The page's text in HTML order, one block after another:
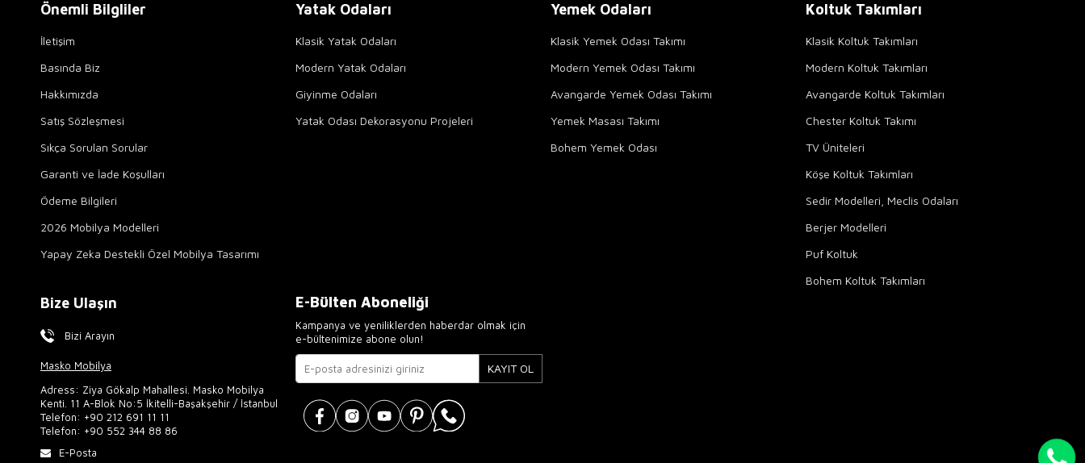
Önemli Bilgliler
İletişim
Basında Biz
Hakkımızda
Satış Sözleşmesi
Sıkça Sorulan Sorular
Garanti ve İade Koşulları
Ödeme Bilgileri
2026 Mobilya Modelleri
Yapay Zeka Destekli Özel Mobilya Tasarımı
Yatak Odaları
Klasik Yatak Odaları
Modern Yatak Odaları
Giyinme Odaları
Yatak Odası Dekorasyonu Projeleri
Yemek Odaları
Klasik Yemek Odası Takımı
Modern Yemek Odası Takımı
Avangarde Yemek Odası Takımı
Yemek Masası Takımı
Bohem Yemek Odası
Koltuk Takımları
Klasik Koltuk Takımları
Modern Koltuk Takımları
Avangarde Koltuk Takımları
Chester Koltuk Takımı
TV Üniteleri
Köşe Koltuk Takımları
Sedir Modelleri, Meclis Odaları
Berjer Modelleri
Puf Koltuk
Bohem Koltuk Takımları
Bize Ulaşın
Bizi Arayın
Masko Mobilya
Adress: Ziya Gökalp Mahallesi. Masko Mobilya
Kenti. 11 A-Blok No:5 İkitelli-Başakşehir / İstanbul
Telefon: +90 212 691 11 11
Telefon: +90 552 344 88 86
E-Posta
E-Bülten Aboneliği
Kampanya ve yeniliklerden haberdar olmak için
e-bültenimize abone olun!
KAYIT OL